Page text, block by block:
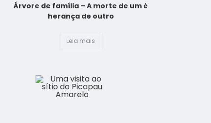
Árvore de família – A morte de um é
herança de outro
Leia mais